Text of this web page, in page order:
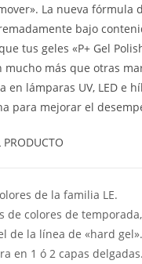
La nueva fórmula
bajo
tus geles «P+ Gel
mucho más que otras
en lámparas UV, LED e
para mejorar el
PRODUCTO
de la familia LE.
de colores de
de la línea de «hard gel».
en 1 ó 2 capas delgadas.